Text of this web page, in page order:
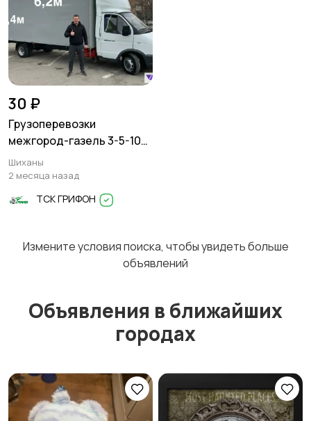
30 ₽
Грузоперевозки
межгород-газель 3-5-10
тонн
Шиханы
2 месяца назад
ТСК ГРИФОН
Измените условия поиска, чтобы увидеть больше
объявлений
Объявления в ближайших
городах